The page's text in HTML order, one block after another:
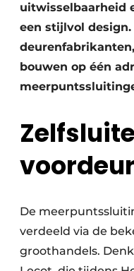
uitwisselbaarheid
een stijlvol
bouwen op één
voordeur
De
verdeeld via de
groothandels.